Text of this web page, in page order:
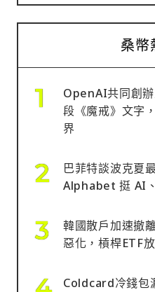
桑幣
OpenAI共同創
段《魔戒》文字
界
巴菲特談波克夏
Alphabet 挺 AI
韓國散戶加速撤
惡化，槓桿ETF
Coldcard冷錢包